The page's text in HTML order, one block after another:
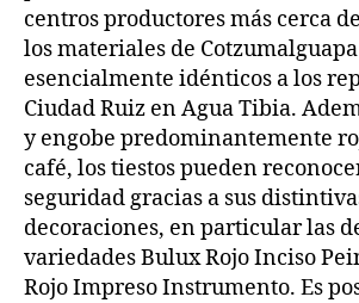
centros productores más cerca
los materiales de
esencialmente idénticos a los
Ciudad Ruiz en Agua Tibia.
y engobe predominantemente
café, los tiestos pueden
seguridad gracias a sus
decoraciones, en particular las
variedades Bulux Rojo Inciso
Rojo Impreso Instrumento. Es